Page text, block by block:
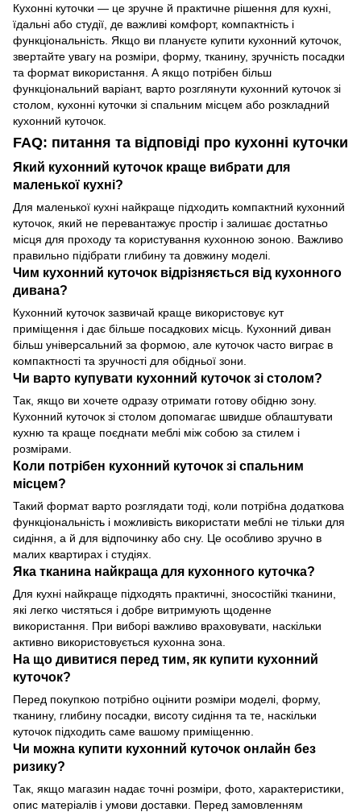
Кухонні куточки — це зручне й практичне рішення для кухні,
їдальні або студії, де важливі комфорт, компактність і
функціональність. Якщо ви плануєте купити кухонний куточок,
звертайте увагу на розміри, форму, тканину, зручність посадки
та формат використання. А якщо потрібен більш
функціональний варіант, варто розглянути кухонний куточок зі
столом, кухонні куточки зі спальним місцем або розкладний
кухонний куточок.
FAQ: питання та відповіді про кухонні куточки
Який кухонний куточок краще вибрати для
маленької кухні?
Для маленької кухні найкраще підходить компактний кухонний
куточок, який не перевантажує простір і залишає достатньо
місця для проходу та користування кухонною зоною. Важливо
правильно підібрати глибину та довжину моделі.
Чим кухонний куточок відрізняється від кухонного
дивана?
Кухонний куточок зазвичай краще використовує кут
приміщення і дає більше посадкових місць. Кухонний диван
більш універсальний за формою, але куточок часто виграє в
компактності та зручності для обідньої зони.
Чи варто купувати кухонний куточок зі столом?
Так, якщо ви хочете одразу отримати готову обідню зону.
Кухонний куточок зі столом допомагає швидше облаштувати
кухню та краще поєднати меблі між собою за стилем і
розмірами.
Коли потрібен кухонний куточок зі спальним
місцем?
Такий формат варто розглядати тоді, коли потрібна додаткова
функціональність і можливість використати меблі не тільки для
сидіння, а й для відпочинку або сну. Це особливо зручно в
малих квартирах і студіях.
Яка тканина найкраща для кухонного куточка?
Для кухні найкраще підходять практичні, зносостійкі тканини,
які легко чистяться і добре витримують щоденне
використання. При виборі важливо враховувати, наскільки
активно використовується кухонна зона.
На що дивитися перед тим, як купити кухонний
куточок?
Перед покупкою потрібно оцінити розміри моделі, форму,
тканину, глибину посадки, висоту сидіння та те, наскільки
куточок підходить саме вашому приміщенню.
Чи можна купити кухонний куточок онлайн без
ризику?
Так, якщо магазин надає точні розміри, фото, характеристики,
опис матеріалів і умови доставки. Перед замовленням